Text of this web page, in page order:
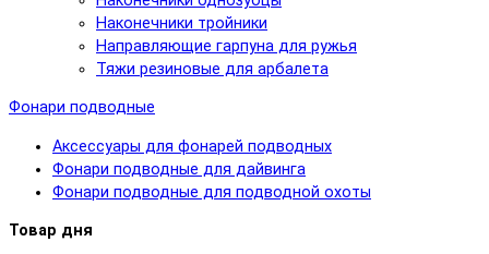
Наконечники тройники
Направляющие гарпуна для ружья
Тяжи резиновые для арбалета
Фонари подводные
Аксессуары для фонарей подводных
Фонари подводные для дайвинга
Фонари подводные для подводной охоты
Товар дня